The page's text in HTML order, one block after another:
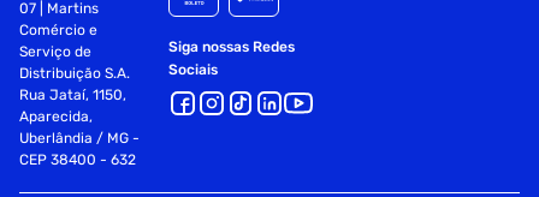
07 | Martins
Comércio e
Serviço de
Distribuição S.A.
Rua Jataí, 1150,
Aparecida,
Uberlândia / MG -
CEP 38400 - 632
Siga nossas Redes
Sociais